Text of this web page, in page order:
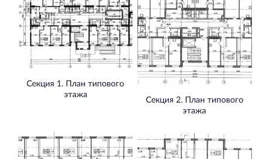
Секция 1. План типового
этажа
Секция 2. План типового
этажа